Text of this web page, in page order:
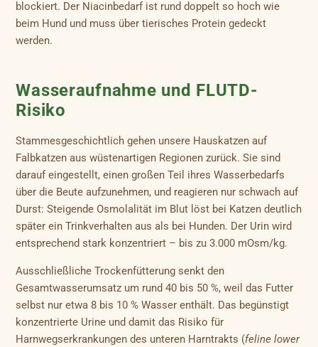
blockiert. Der Niacinbedarf ist rund doppelt so hoch wie
beim Hund und muss über tierisches Protein gedeckt
werden.
Wasseraufnahme und FLUTD-
Risiko
Stammesgeschichtlich gehen unsere Hauskatzen auf
Falbkatzen aus wüstenartigen Regionen zurück. Sie sind
darauf eingestellt, einen großen Teil ihres Wasserbedarfs
über die Beute aufzunehmen, und reagieren nur schwach auf
Durst: Steigende Osmolalität im Blut löst bei Katzen deutlich
später ein Trinkverhalten aus als bei Hunden. Der Urin wird
entsprechend stark konzentriert – bis zu 3.000 mOsm/kg.
Ausschließliche Trockenfütterung senkt den
Gesamtwasserumsatz um rund 40 bis 50 %, weil das Futter
selbst nur etwa 8 bis 10 % Wasser enthält. Das begünstigt
konzentrierte Urine und damit das Risiko für
Harnwegserkrankungen des unteren Harntrakts (feline lower